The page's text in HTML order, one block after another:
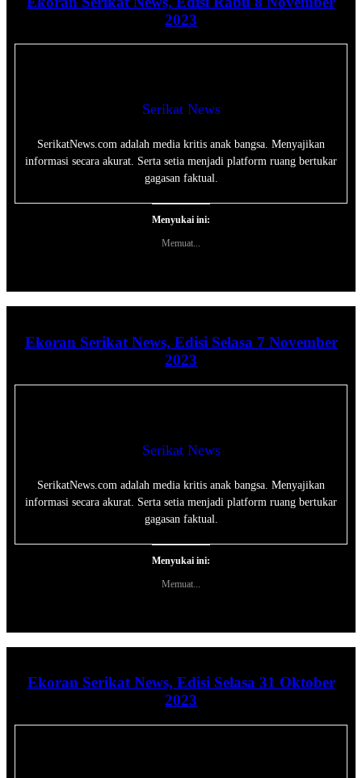
2023
Serikat News
SerikatNews.com adalah media kritis anak bangsa. Menyajikan
informasi secara akurat. Serta setia menjadi platform ruang bertukar
gagasan faktual.
Menyukai ini:
Memuat...
Ekoran Serikat News, Edisi Selasa 7 November
2023
Serikat News
SerikatNews.com adalah media kritis anak bangsa. Menyajikan
informasi secara akurat. Serta setia menjadi platform ruang bertukar
gagasan faktual.
Menyukai ini:
Memuat...
Ekoran Serikat News, Edisi Selasa 31 Oktober
2023